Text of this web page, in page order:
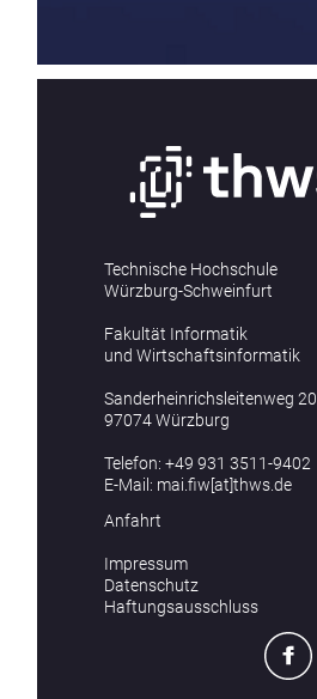
Technische Hochschule
Würzburg-Schweinfurt
Fakultät Informatik
und Wirtschaftsinformatik
Sanderheinrichsleitenweg 20
97074 Würzburg
Telefon: +49 931 3511-9402
E-Mail: mai.fiw[at]thws.de
Anfahrt
Impressum
Datenschutz
Haftungsausschluss